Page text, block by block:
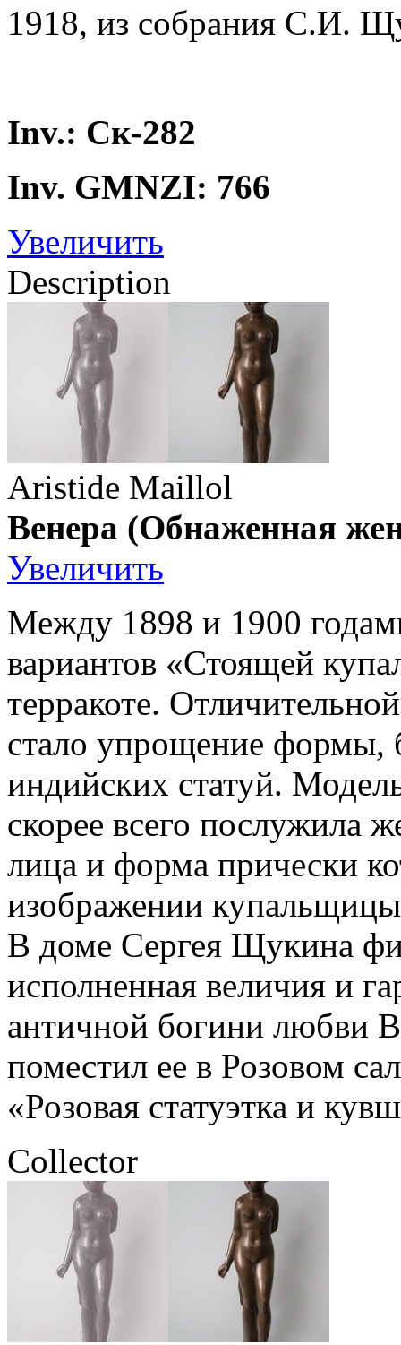
1918, из собрания С.И.
Inv.: Ск-282
Inv. GMNZI: 766
Увеличить
Description
Aristide Maillol
Венера (Обнаженная
Увеличить
Между 1898 и 1900
вариантов «Стоящей
терракоте.
стало упрощение формы,
индийских статуй.
скорее всего послужила
лица и форма прически
изображении
В доме Сергея Щукина
исполненная величия и
античной богини любви
поместил ее в Розовом
«Розовая статуэтка и
Collector